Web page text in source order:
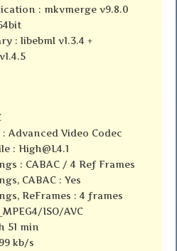
: mkvmerge v9.8.0
: libebml v1.3.4 +
Advanced Video Codec
:High@L4.1
: CABAC / 4 Ref Frames
CABAC : Yes
ReFrames : 4 frames
ISO/AVC
51 min
kb/s